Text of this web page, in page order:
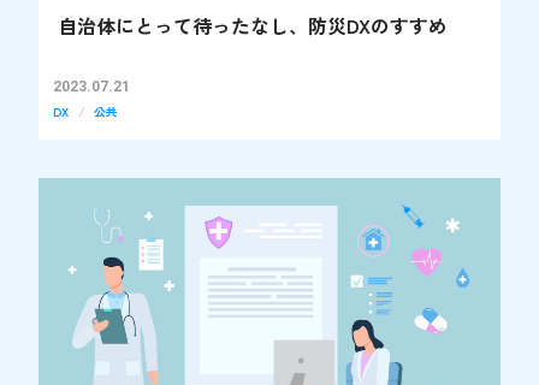
自治体にとって待ったなし、防災DXのすすめ
2023.07.21
DX 公共